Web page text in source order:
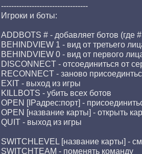
----------------------------------
Игроки и боты:
ADDBOTS # - добавляет ботов (где
BEHINDVIEW 1 - вид от третьего
BEHINDVIEW 0 - вид от первого
DISCONNECT - отсоединиться от
RECONNECT - заново
EXIT - выход из игры
KILLBOTS - убить всех ботов
OPEN [IPадрес:порт] -
OPEN [название карты] - открыть
QUIT - выход из игры
SWITCHLEVEL [название карты] -
SWITCHTEAM - поменять команду